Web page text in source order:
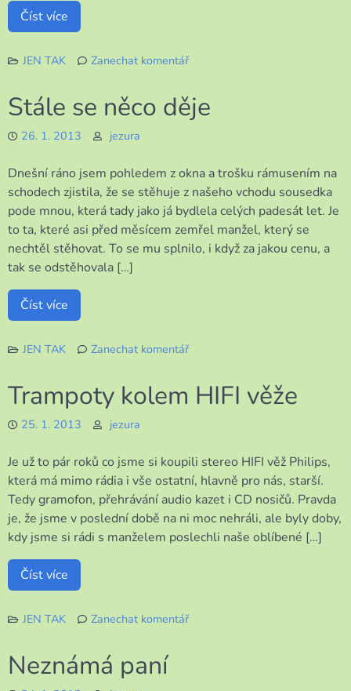
Číst více
JEN TAK
Zanechat komentář
tvoření
Stále se něco děje
26. 1. 2013 jezura
Dnešní ráno jsem pohledem z okna a trošku rámusením na
schodech zjistila, že se stěhuje z našeho vchodu sousedka
pode mnou, která tady jako já bydlela celých padesát let. Je
to ta, které asi před měsícem zemřel manžel, který se
nechtěl stěhovat. To se mu splnilo, i když za jakou cenu, a
tak se odstěhovala […]
Číst více
JEN TAK
Zanechat komentář
se
Trampoty kolem HIFI věže
25. 1. 2013 jezura
Je už to pár roků co jsme si koupili stereo HIFI věž Philips,
která má mimo rádia i vše ostatní, hlavně pro nás, starší.
Tedy gramofon, přehrávání audio kazet i CD nosičů. Pravda
je, že jsme v poslední době na ni moc nehráli, ale byly doby,
kdy jsme si rádi s manželem poslechli naše oblíbené […]
Číst více
JEN TAK
Zanechat komentář
Neznámá paní